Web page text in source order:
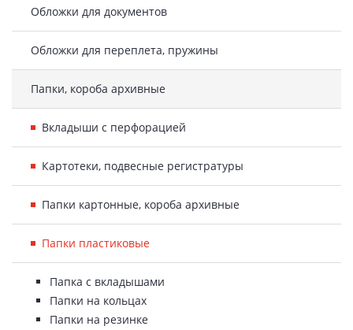
Обложки для документов
Обложки для переплета, пружины
Папки, короба архивные
Вкладыши с перфорацией
Картотеки, подвесные регистратуры
Папки картонные, короба архивные
Папки пластиковые
Папка с вкладышами
Папки на кольцах
Папки на резинке